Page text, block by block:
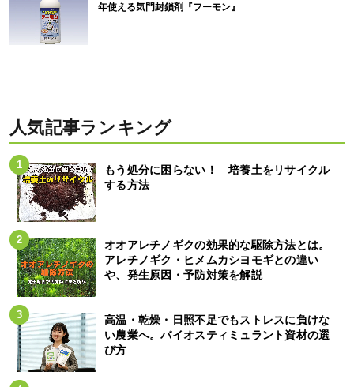
年使える気門封鎖剤『フーモン』
人気記事ランキング
もう処分に困らない！ 培養土をリサイクル
する方法
オオアレチノギクの効果的な駆除方法とは。
アレチノギク・ヒメムカシヨモギとの違い
や、発生原因・予防対策を解説
高温・乾燥・日照不足でもストレスに負けな
い農業へ。バイオスティミュラント資材の選
び方